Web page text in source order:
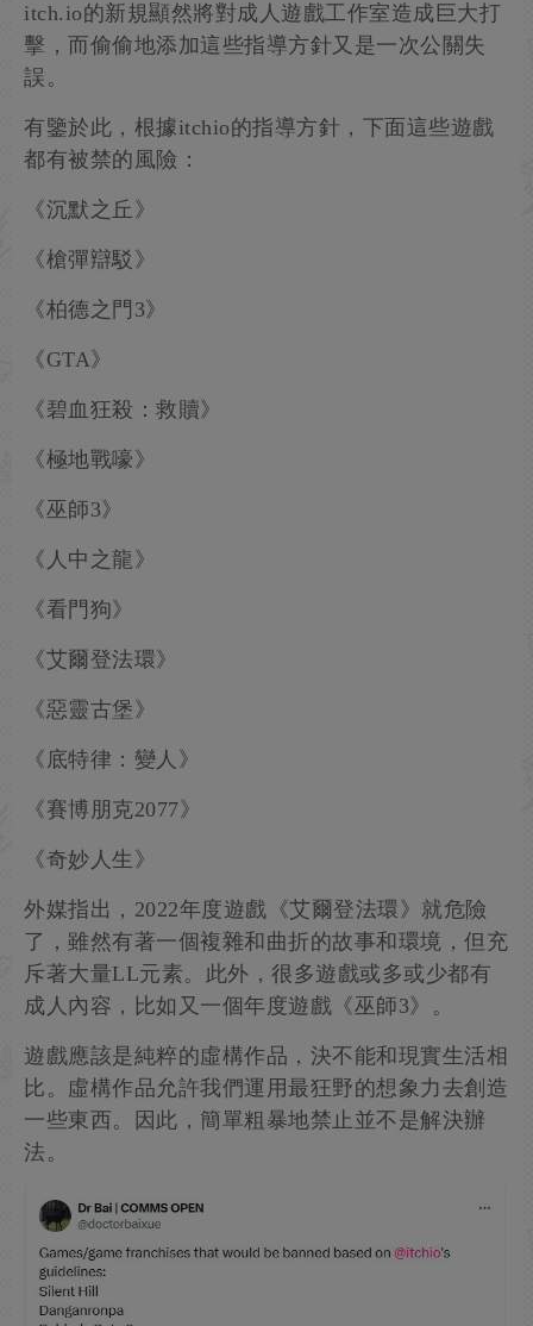
itch.io的新規顯然將對成人遊戲工作室造成巨大打
擊，而偷偷地添加這些指導方針又是一次公關失
誤。
有鑒於此，根據itchio的指導方針，下面這些遊戲
都有被禁的風險：
《沉默之丘》
《槍彈辯駁》
《柏德之門3》
《GTA》
《碧血狂殺：救贖》
《極地戰嚎》
《巫師3》
《人中之龍》
《看門狗》
《艾爾登法環》
《惡靈古堡》
《底特律：變人》
《賽博朋克2077》
《奇妙人生》
外媒指出，2022年度遊戲《艾爾登法環》就危險
了，雖然有著一個複雜和曲折的故事和環境，但充
斥著大量LL元素。此外，很多遊戲或多或少都有
成人內容，比如又一個年度遊戲《巫師3》。
遊戲應該是純粹的虛構作品，決不能和現實生活相
比。虛構作品允許我們運用最狂野的想象力去創造
一些東西。因此，簡單粗暴地禁止並不是解決辦
法。